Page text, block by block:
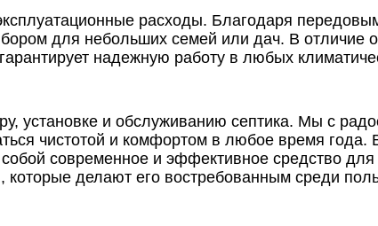
расходы. Благодаря
для небольших семей или дач. В отличие
надежную работу в любых
установке и обслуживанию септика. Мы с
чистотой и комфортом в любое время
современное и эффективное средство для
делают его востребованным среди